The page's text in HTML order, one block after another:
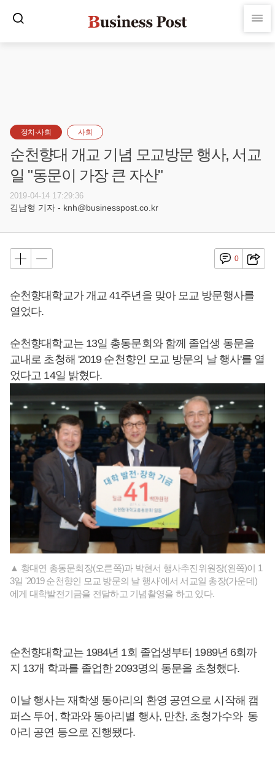
정치·사회 사회
순천향대 개교 기념 모교방문 행사, 서교
일 "동문이 가장 큰 자산"
2019-04-14 17:29:36
김남형 기자 - knh@businesspost.co.kr
0
순천향대학교가 개교 41주년을 맞아 모교 방문행사를
열었다.
순천향대학교는 13일 총동문회와 함께 졸업생 동문을
교내로 초청해 '2019 순천향인 모교 방문의 날 행사'를 열
었다고 14일 밝혔다.
▲ 황대연 총동문회장(오른쪽)과 박현서 행사추진위원장(왼쪽)이 1
3일 '2019 순천향인 모교 방문의 날 행사'에서 서교일 총장(가운데)
에게 대학발전기금을 전달하고 기념촬영을 하고 있다.
순천향대학교는 1984년 1회 졸업생부터 1989년 6회까
지 13개 학과를 졸업한 2093명의 동문을 초청했다.
이날 행사는 재학생 동아리의 환영 공연으로 시작해 캠
퍼스 투어, 학과와 동아리별 행사, 만찬, 초청가수와 동
아리 공연 등으로 진행됐다.